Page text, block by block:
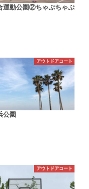
運動公園②ちゃぷちゃぷ
アウトドアコート
公園
アウトドアコート